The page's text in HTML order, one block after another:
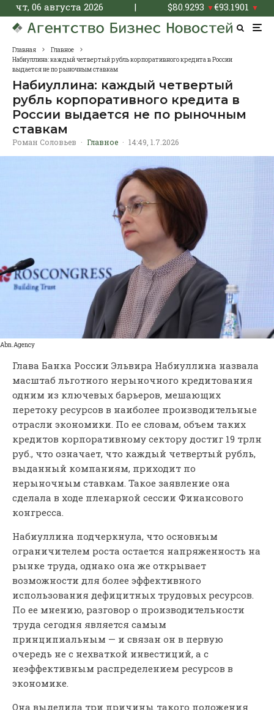
чт, 06 августа 2026 | $80.9293 ▼€93.1901 ▼
Главная
Главное
Набиуллина: каждый четвертый рубль корпоративного кредита в России
выдается не по рыночным ставкам
Набиуллина: каждый четвертый
рубль корпоративного кредита в
России выдается не по рыночным
ставкам
Роман Соловьев · Главное · 14:49, 1.7.2026
Abn.Agency
Глава Банка России Эльвира Набиуллина назвала
масштаб льготного нерыночного кредитования
одним из ключевых барьеров, мешающих
перетоку ресурсов в наиболее производительные
отрасли экономики. По ее словам, объем таких
кредитов корпоративному сектору достиг 19 трлн
руб., что означает, что каждый четвертый рубль,
выданный компаниям, приходит по
нерыночным ставкам. Такое заявление она
сделала в ходе пленарной сессии Финансового
конгресса.
Набиуллина подчеркнула, что основным
ограничителем роста остается напряженность на
рынке труда, однако она же открывает
возможности для более эффективного
использования дефицитных трудовых ресурсов.
По ее мнению, разговор о производительности
труда сегодня является самым
принципиальным — и связан он в первую
очередь не с нехваткой инвестиций, а с
неэффективным распределением ресурсов в
экономике.
Она выделила три причины такого положения